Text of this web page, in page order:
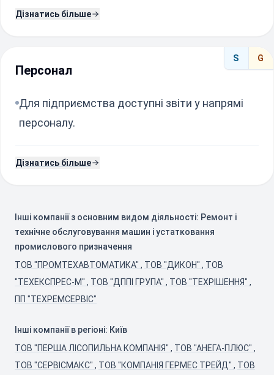
Дізнатись більше
S G
Персонал
Для підприємства доступні звіти у напрямі
персоналу.
Дізнатись більше
Інші компанії з основним видом діяльності: Ремонт і
технічне обслуговування машин і устатковання
промислового призначення
ТОВ "ПРОМТЕХАВТОМАТИКА" , ТОВ "ДИКОН" , ТОВ
"ТЕХЕКСПРЕС-М" , ТОВ "ДППІ ГРУПА" , ТОВ "ТЕХРІШЕННЯ" ,
ПП "ТЕХРЕМСЕРВІС"
Інші компанії в регіоні: Київ
ТОВ "ПЕРША ЛІСОПИЛЬНА КОМПАНІЯ" , ТОВ "АНЕГА-ПЛЮС" ,
ТОВ "СЕРВІСМАКС" , ТОВ "КОМПАНІЯ ГЕРМЕС ТРЕЙД" , ТОВ